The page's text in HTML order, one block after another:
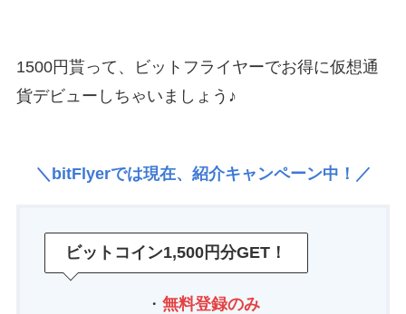
1500円貰って、ビットフライヤーでお得に仮想通
貨デビューしちゃいましょう♪
＼bitFlyerでは現在、紹介キャンペーン中！／
ビットコイン1,500円分GET！
・ 無料登録のみ